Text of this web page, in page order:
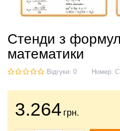
Стенди з
математики
Відгуки: 0 Номер:
3.264 грн.